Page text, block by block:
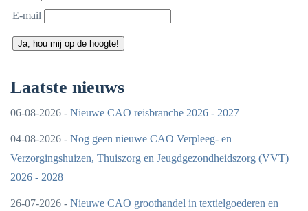
E-mail
Ja, hou mij op de hoogte!
Laatste nieuws
06-08-2026 - Nieuwe CAO reisbranche 2026 - 2027
04-08-2026 - Nog geen nieuwe CAO Verpleeg- en
Verzorgingshuizen, Thuiszorg en Jeugdgezondheidszorg (VVT)
2026 - 2028
26-07-2026 - Nieuwe CAO groothandel in textielgoederen en